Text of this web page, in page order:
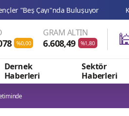
Buluşuyor Keçiören
%0,00
GRAM ALTIN
6.608,49 %1,80
Dernek
Haberleri
Sektör
Haberleri